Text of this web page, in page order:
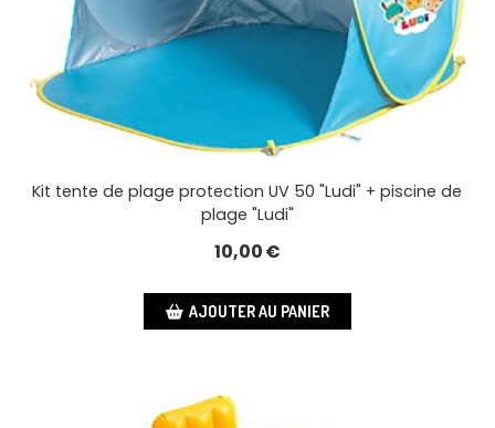
Kit tente de plage protection UV 50 "Ludi" + piscine de
plage "Ludi"
10,00€
AJOUTER AU PANIER